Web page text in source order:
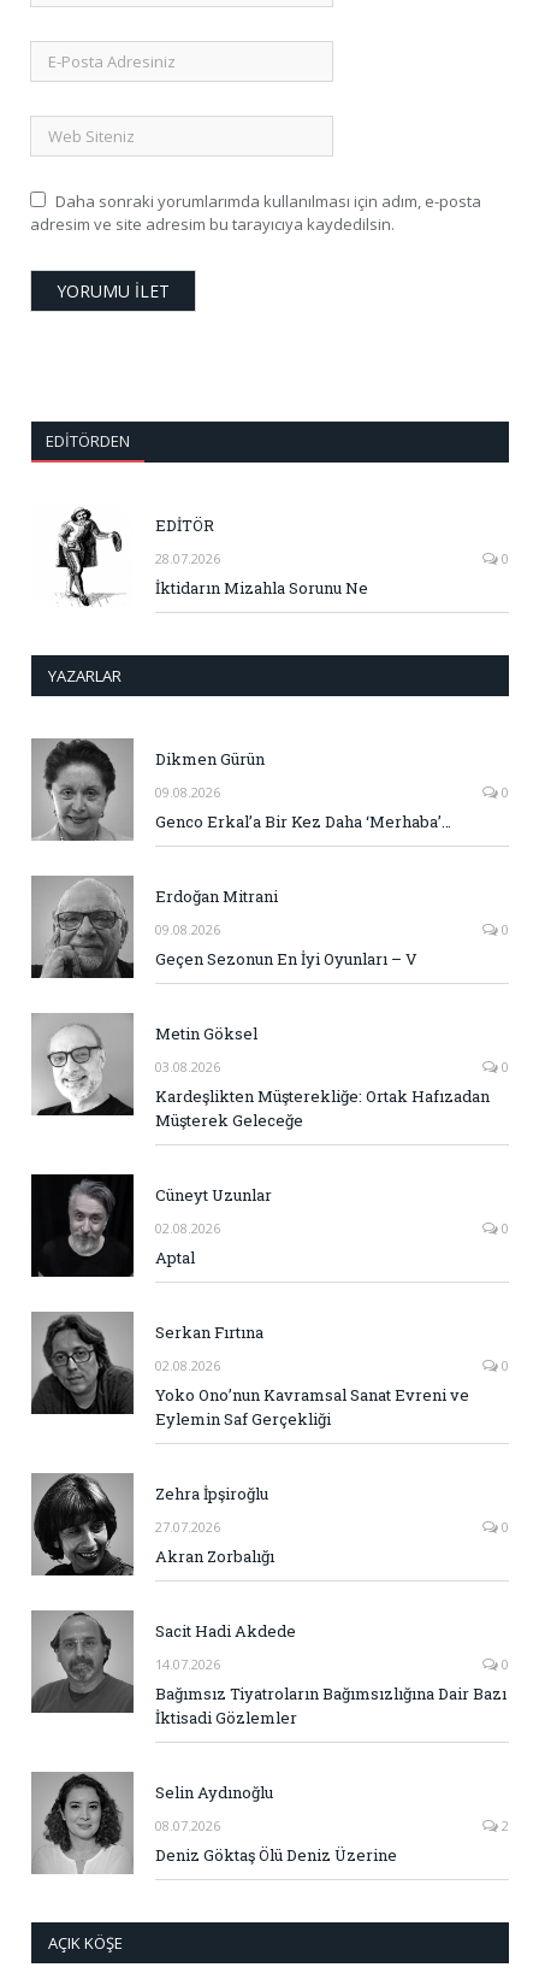
Daha sonraki yorumlarımda kullanılması için adım, e-posta
adresim ve site adresim bu tarayıcıya kaydedilsin.
EDITÖRDEN
EDİTÖR
28.07.2026 0
İktidarın Mizahla Sorunu Ne
YAZARLAR
Dikmen Gürün
09.08.2026 0
Genco Erkal’a Bir Kez Daha ‘Merhaba’…
Erdoğan Mitrani
09.08.2026 0
Geçen Sezonun En İyi Oyunları – V
Metin Göksel
03.08.2026 0
Kardeşlikten Müşterekliğe: Ortak Hafızadan
Müşterek Geleceğe
Cüneyt Uzunlar
02.08.2026 0
Aptal
Serkan Fırtına
02.08.2026 0
Yoko Ono’nun Kavramsal Sanat Evreni ve
Eylemin Saf Gerçekliği
Zehra İpşiroğlu
27.07.2026 0
Akran Zorbalığı
Sacit Hadi Akdede
14.07.2026 0
Bağımsız Tiyatroların Bağımsızlığına Dair Bazı
İktisadi Gözlemler
Selin Aydınoğlu
08.07.2026 2
Deniz Göktaş Ölü Deniz Üzerine
AÇIK KÖŞE